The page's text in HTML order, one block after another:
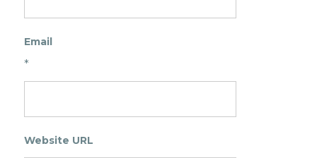
Email
*
Website URL